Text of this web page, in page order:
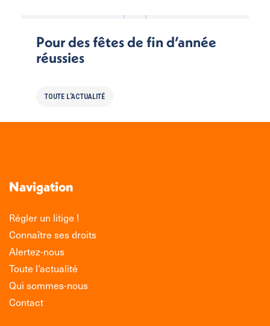
Pour des fêtes de fin d’année
réussies
TOUTE L'ACTUALITÉ
Navigation
Régler un litige !
Connaître ses droits
Alertez-nous
Toute l’actualité
Qui sommes-nous
Contact